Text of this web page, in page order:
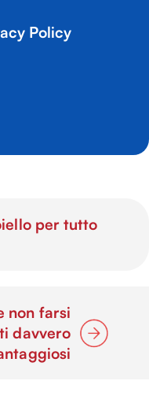
Policy
per tutto
non farsi
davvero